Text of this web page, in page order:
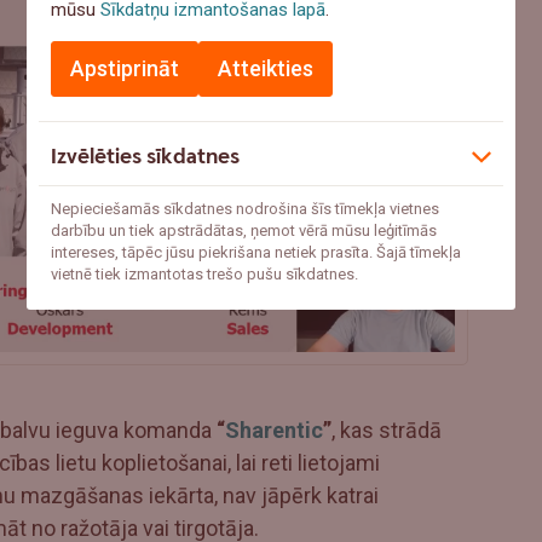
ieguva komanda “Sharentic”, kas strādā
lietu koplietošanai, lai reti lietojami
mazgāšanas iekārta, nav jāpērk katrai
no ražotāja vai tirgotāja.
mūsuSīkdatņu izmantošanas lapā.
Apstiprināt Atteikties
Izvēlēties sīkdatnes
Nepieciešamās sīkdatnes nodrošina šīs tīmekļa vietnes
darbību un tiek apstrādātas, ņemot vērā mūsu leģitīmās
intereses, tāpēc jūsu piekrišana netiek prasīta. Šajā tīmekļa
vietnē tiek izmantotas trešo pušu sīkdatnes.